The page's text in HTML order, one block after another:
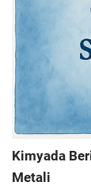
Kimyada
Metali